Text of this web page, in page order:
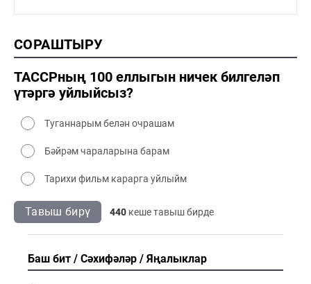
1990-2000 мәдәният
2000 сәнәгать
2000 мәдәният
СОРАШТЫРУ
ТАССРның 100 еллыгын ничек билгеләп
үтәргә уйлыйсыз?
Туганнарым белән очрашам
Бәйрәм чараларына барам
Тарихи фильм карарга уйлыйм
Тавыш бирү 440 кеше тавыш бирде
Баш бит Сәхифәләр Яңалыклар